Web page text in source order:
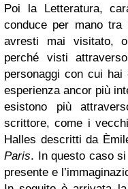
Poi la Letteratura,
conduce per mano
avresti mai visitato,
perché visti
personaggi con cui
esperienza ancor più
esistono più
scrittore, come i
Halles descritti da
Paris. In questo caso
presente e